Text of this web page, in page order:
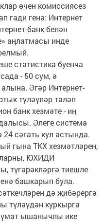
өчен комиссиясез
гади генә: Интернет
банк белән
аңлатмасы инде
статистика буенча
- 50 сум, ә
Әгәр Интернет-
түләүләр таләп
банк хезмәте - иң
Әлеге система
24 сәгать кул астында.
гына ТКХ хезмәтләрен,
ЮХИДИ
түгәрәкләргә тиешле
башкарып була.
дә җибәрергә
түләүдән куркырга
ышанычлы ике